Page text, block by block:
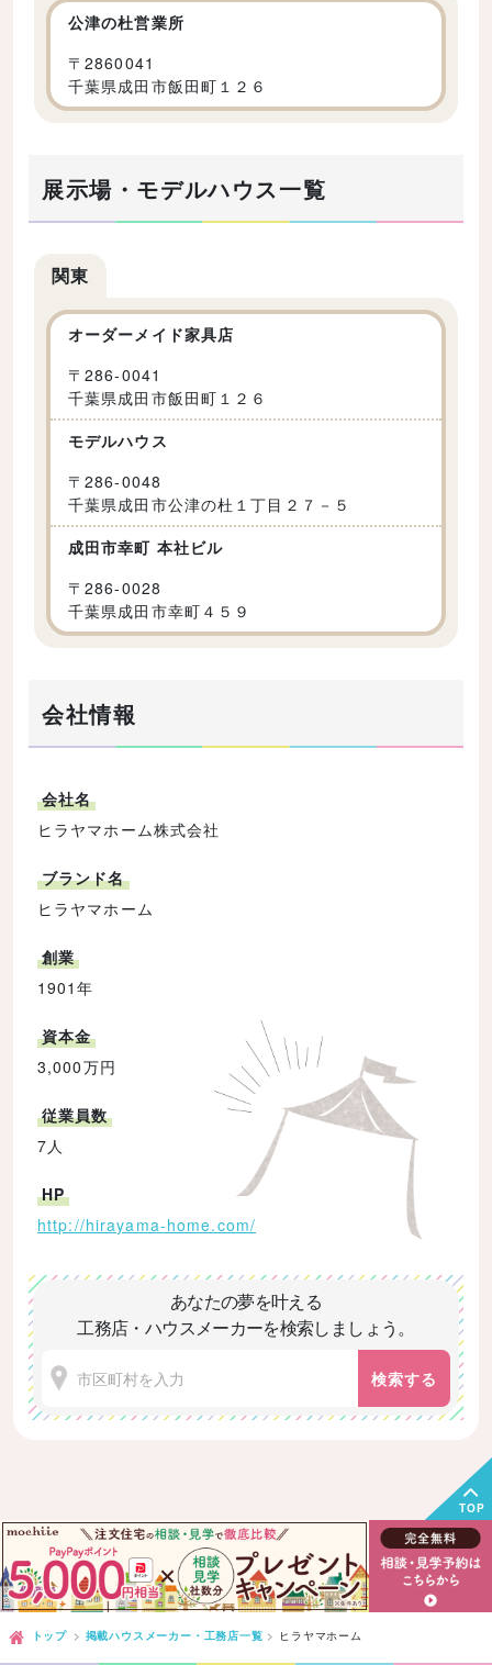
公津の杜営業所
〒2860041
千葉県成田市飯田町１２６
展示場・モデルハウス一覧
関東
オーダーメイド家具店
〒286-0041
千葉県成田市飯田町１２６
モデルハウス
〒286-0048
千葉県成田市公津の杜１丁目２７－５
成田市幸町 本社ビル
〒286-0028
千葉県成田市幸町４５９
会社情報
会社名
ヒラヤマホーム株式会社
ブランド名
ヒラヤマホーム
創業
1901年
資本金
3,000万円
従業員数
7人
HP
http://hirayama-home.com/
あなたの夢を叶える
工務店・ハウスメーカーを検索しましょう。
検索する
TOP
トップ 掲載ハウスメーカー・工務店一覧 ヒラヤマホーム